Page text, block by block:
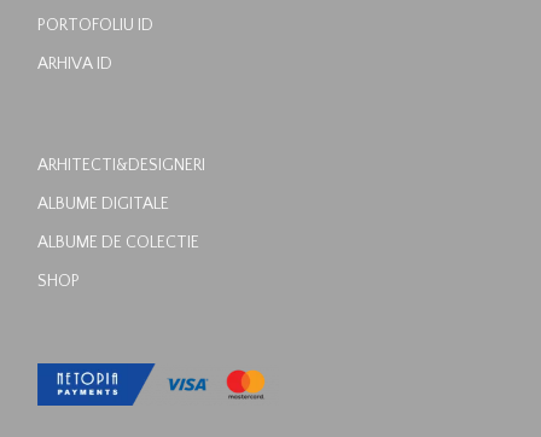
PORTOFOLIU ID
ARHIVA ID
ARHITECTI&DESIGNERI
ALBUME DIGITALE
ALBUME DE COLECTIE
SHOP